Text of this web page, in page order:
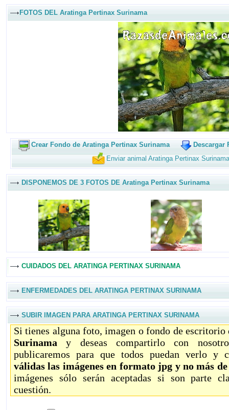
FOTOS DEL Aratinga Pertinax Surinama
Crear Fondo de Aratinga Pertinax Surinama
Descargar
Enviar animal Aratinga Pertinax
DISPONEMOS DE 3 FOTOS DE Aratinga Pertinax Surinama
CUIDADOS DEL ARATINGA PERTINAX SURINAMA
ENFERMEDADES DEL ARATINGA PERTINAX SURINAMA
SUBIR IMAGEN PARA ARATINGA PERTINAX SURINAMA
Si tienes alguna foto, imagen o fondo de
Surinama y deseas compartirlo con
publicaremos para que todos puedan verlo y
válidas las imágenes en formato jpg y no más
imágenes sólo serán aceptadas si son parte
cuestión.